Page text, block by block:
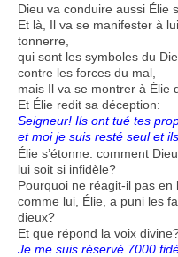
Dieu va conduire aussi Élie
Et là, Il va se manifester à
tonnerre,
qui sont les symboles du
contre les forces du mal,
mais Il va se montrer à Élie
Et Élie redit sa déception:
Seigneur! Ils ont tué tes
et moi je suis resté seul et
Élie s’étonne: comment
lui soit si infidèle?
Pourquoi ne réagit-il pas en
comme lui, Élie, a puni les
dieux?
Et que répond la voix
Je me suis réservé 7000